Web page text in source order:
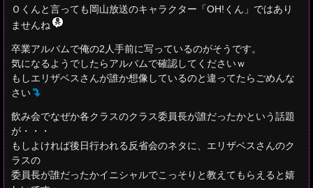
Ｏくんと言っても岡山放送のキャラクター「OH!くん」ではあり
ませんね
卒業アルバムで俺の2人手前に写っているのがそうです。
気になるようでしたらアルバムで確認してくださいｗ
もしエリザベスさんが誰か想像しているのと違ってたらごめんな
さい
飲み会でなぜか各クラスのクラス委員長が誰だったかという話題
が・・・
もしよければ後日行われる反省会のネタに、エリザベスさんのク
ラスの
委員長が誰だったかイニシャルでこっそりと教えてもらえると嬉